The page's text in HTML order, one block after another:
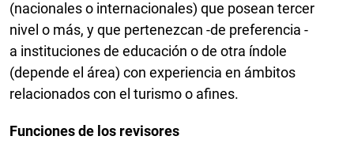
(nacionales o internacionales) que posean tercer
nivel o más, y que pertenezcan -de preferencia -
a instituciones de educación o de otra índole
(depende el área) con experiencia en ámbitos
relacionados con el turismo o afines.
Funciones de los revisores